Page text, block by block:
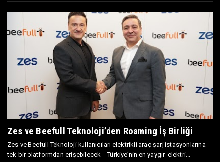
Zes ve Beefull Teknoloji’den Roaming İş Birliği
Zes ve Beefull Teknoloji kullanıcıları elektrikli araç şarj istasyonlarına
tek bir platformdan erişebilecek Türkiye’nin en yaygın elektri...